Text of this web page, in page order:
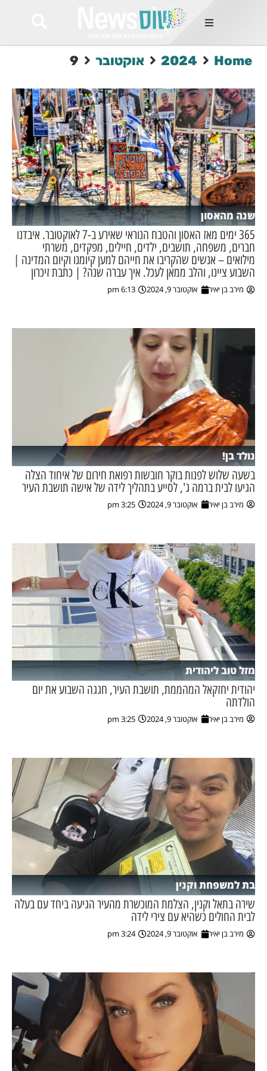
החמות
Et
odio
mauris, wisi
tortor
feugiat
ultricies
Congue
luctus, quam
mi
מסע מלחמה
השבוע
מקומית
עסקים
Home
2024 אוקטובר 9
שנה מהאסון
365 ימים מאז האסון והטבח הנוראי שאירע ב-7 לאוקטובר. איבדנו
חברים, משפחה, תושבים, ילדים, חיילים, מפקדים, משרתי
מילואים – אנשים שהקריבו את חייהם למען קיומנו וקיום המדינה |
השבוע ציינו, והלב ממאן לעכל. איך עברה שנה? | כתבת זיכרון
מירב בן יאיר אוקטובר 9, 2024 6:13 pm
נולד בן!
בשעה שלוש לפנות בוקר חובשות רפואת חירום של איחוד הצלה
הגיעו לבית ברמה ג', לסייע בתהליך לידה של אישה תושבת העיר
מירב בן יאיר אוקטובר 9, 2024 3:25 pm
מזל טוב ליהודית
יהודית יחזקאל המהממת, תושבת העיר, חגגה השבוע את יום
הולדתה
מירב בן יאיר אוקטובר 9, 2024 3:25 pm
בת למשפחת וקנין
שירה בתאל וקנין, הצלמת המוכשרת מהעיר הגיעה ביחד עם בעלה
לבית החולים כשהיא עם צירי לידה
מירב בן יאיר אוקטובר 9, 2024 3:24 pm